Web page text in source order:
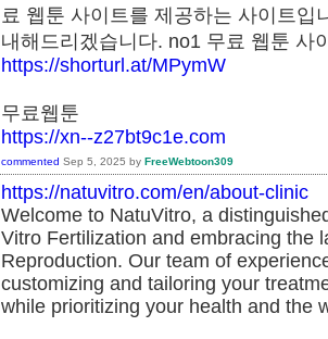
료 웹툰 사이트를 제공하는 사이트
내해드리겠습니다. no1 무료 웹툰
https://shorturl.at/MPymW
무료웹툰
https://xn--z27bt9c1e.com
commented Sep 5, 2025 by FreeWebtoon309
https://natuvitro.com/en/about-clinic
Welcome to NatuVitro, a
Vitro Fertilization and embracing the
Reproduction. Our team of
customizing and tailoring your
while prioritizing your health and the